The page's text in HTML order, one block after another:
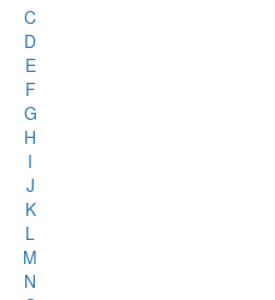
C
D
E
F
G
H
I
J
K
L
M
N